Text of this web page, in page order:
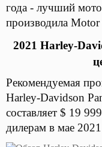
года - лучший
производила
2021 Harley-
Рекомендуемая
Harley-Davidson
составляет $ 19
дилерам в мае